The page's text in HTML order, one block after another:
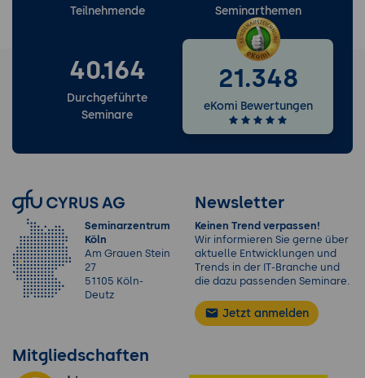
Teilnehmende Seminarthemen
40.164
Durchgeführte
Seminare
21.348
eKomi Bewertungen
Seminarzentrum
Köln
Am Grauen Stein
27
51105 Köln-
Deutz
Newsletter
Keinen Trend verpassen!
Wir informieren Sie gerne über
aktuelle Entwicklungen und
Trends in der IT-Branche und
die dazu passenden Seminare.
Jetzt anmelden
Mitgliedschaften